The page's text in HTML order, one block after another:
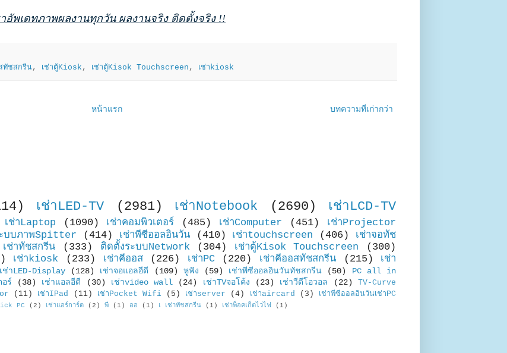
าอัพเดทภาพผลงานทุกวัน ผลงานจริง ติดตั้งจริง !!
ทัชสกรีน, เช่าตู้Kiosk , เช่าตู้Kisok Touchscreen , เช่าkiosk
บทความที่เก่ากว่า
หน้าแรก
เช่าLED-TV (2981) เช่าNotebook (2690)
เช่าLCD-TV
เช่าLaptop (1090) เช่าคอมพิวเตอร์ (485) เช่าComputer (451)
เช่าProjector
บบภาพSpitter (414) เช่าพีซีออลอินวัน (410) เช่าtouchscreen (406)
เช่าจอทัช
เช่าทัชสกรีน (333) ติดตั้งระบบNetwork (304) เช่าตู้Kisok Touchscreen
(300)
เช่าkiosk (233) เช่าคีออส (226) เช่าPC (220) เช่าคีออสทัชสกรีน (215)
เช่า
เช่าLED-Display (128) เช่าจอแอลอีดี (109) หูฟัง (59) เช่าพีซีออลอินวันทัชสกรีน (50)
PC all in
อร์ (38) เช่าแอลอีดี (30) เช่าvideo wall (24) เช่าTVจอโค้ง (23) เช่าวีดีโอวอล (22)
TV-Curve
(11) เช่าIPad (11) เช่าPocket Wifi (5) เช่าserver (4) เช่าaircard (3)
เช่าพีซีออลอินวันเช่าPC
PC (2) เช่าแอร์การ์ด (2) พี (1) ออ (1) เ เช่าทัชสกรีน (1) เช่าพ็อคเก็ตไวไฟ (1)